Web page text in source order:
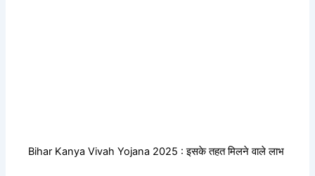
Bihar Kanya Vivah Yojana 2025 : इसके तहत मिलने वाले लाभ